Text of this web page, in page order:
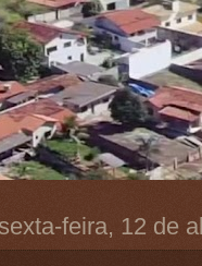
feira, 12 de